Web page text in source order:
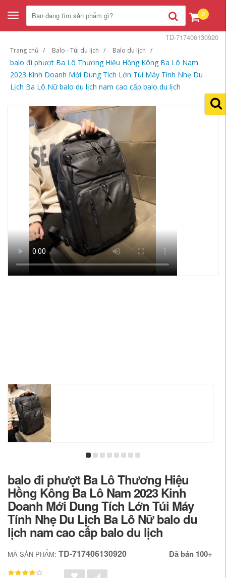
Toggle
navigation
0
Trang chủ Balo - Túi du lịch Balo du lịch
balo đi phượt Ba Lô Thương Hiệu Hồng Kông Ba Lô Nam
2023 Kinh Doanh Mới Dung Tích Lớn Túi Máy Tính Nhẹ Du
Lịch Ba Lô Nữ balo du lịch nam cao cấp balo du lịch
TD-717406130920
balo đi phượt Ba Lô Thương Hiệu
Hồng Kông Ba Lô Nam 2023 Kinh
Doanh Mới Dung Tích Lớn Túi Máy
Tính Nhẹ Du Lịch Ba Lô Nữ balo du
lịch nam cao cấp balo du lịch
MÃ SẢN PHẨM: TD-717406130920 Đã bán 100+